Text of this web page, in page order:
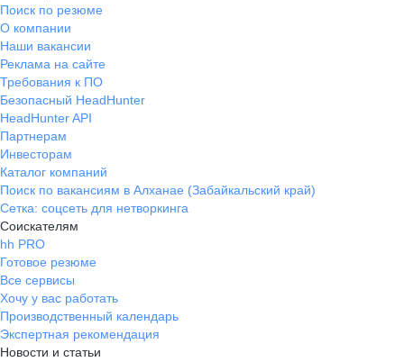
Поиск по резюме
О компании
Наши вакансии
Реклама на сайте
Требования к ПО
Безопасный HeadHunter
HeadHunter API
Партнерам
Инвесторам
Каталог компаний
Поиск по вакансиям в Алханае (Забайкальский край)
Сетка: соцсеть для нетворкинга
Соискателям
hh PRO
Готовое резюме
Все сервисы
Хочу у вас работать
Производственный календарь
Экспертная рекомендация
Новости и статьи